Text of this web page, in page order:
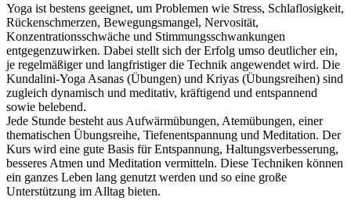
Yoga ist bestens geeignet, um Problemen wie Stress, Schlaflosigkeit,
Rückenschmerzen, Bewegungsmangel, Nervosität,
Konzentrationsschwäche und Stimmungsschwankungen
entgegenzuwirken. Dabei stellt sich der Erfolg umso deutlicher ein,
je regelmäßiger und langfristiger die Technik angewendet wird. Die
Kundalini-Yoga Asanas (Übungen) und Kriyas (Übungsreihen) sind
zugleich dynamisch und meditativ, kräftigend und entspannend
sowie belebend.
Jede Stunde besteht aus Aufwärmübungen, Atemübungen, einer
thematischen Übungsreihe, Tiefenentspannung und Meditation. Der
Kurs wird eine gute Basis für Entspannung, Haltungsverbesserung,
besseres Atmen und Meditation vermitteln. Diese Techniken können
ein ganzes Leben lang genutzt werden und so eine große
Unterstützung im Alltag bieten.